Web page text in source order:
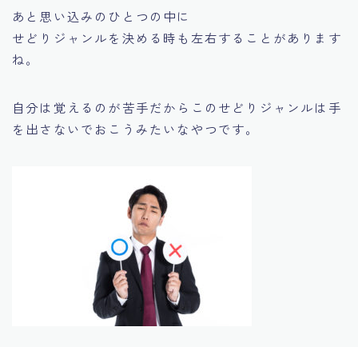
あと思い込みのひとつの中に
せどりジャンルを決める時も左右することがあります
ね。
自分は覚えるのが苦手だからこのせどりジャンルは手
を出さないでおこうみたいなやつです。